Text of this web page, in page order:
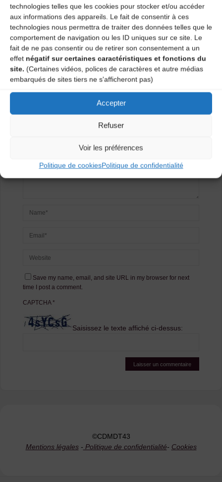
technologies telles que les cookies pour stocker et/ou accéder
aux informations des appareils. Le fait de consentir à ces
technologies nous permettra de traiter des données telles que le
comportement de navigation ou les ID uniques sur ce site. Le
fait de ne pas consentir ou de retirer son consentement a un
effet négatif sur certaines caractéristiques et fonctions du
site. (Certaines vidéos, polices de caractères et autre médias
embarqués de sites tiers ne s'afficheront pas)
Accepter
Refuser
Voir les préférences
Politique de cookiesPolitique de confidentialité
Salle des fêtes de Craponne
La Traverse
Laisser un
commentaire
Save my name, email, and site URL in my browser for next
time I post a comment.
CAPTCHA*
Saisissez le texte affiché ci-dessus:
©CDMDT43
Mentions légales- Politique de confidentialité- Cookies